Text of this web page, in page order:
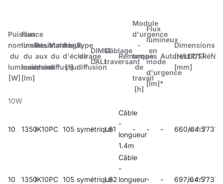
Puissance
nominale
du
luminaire
[W]
Flux
lumineux
du
luminaire
[lm]
Résistance
aux
chocs
Matériau
du
diffuseur
Angle
d'éclairage
[°]
Type
de
diffusion
DIMM
DALI
Câblage
traversant
Remarques
Module
d'urgence
-
temps
de
travail
[h]
Flux
lumineux
en
mode
d'urgence
[lm]*
Autotest
Dimensions
(H/L/P/S)
[mm]
LDT
10W
10 1350IK10PC 105 symétrique
- LS1
Câble
-
longueur
1.4m
- - - 660/64.5
10 1350IK10PC 105 symétrique
- LS2
Câble
-
longueur
- - - 697/64.5